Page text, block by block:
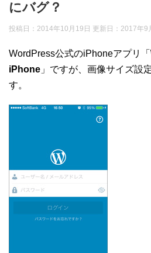
にバグ？
投稿日：2014年10月19日 更新日： 2017年9
WordPress公式のiPhoneアプリ「
iPhone 」ですが、画像サイズ設
す。